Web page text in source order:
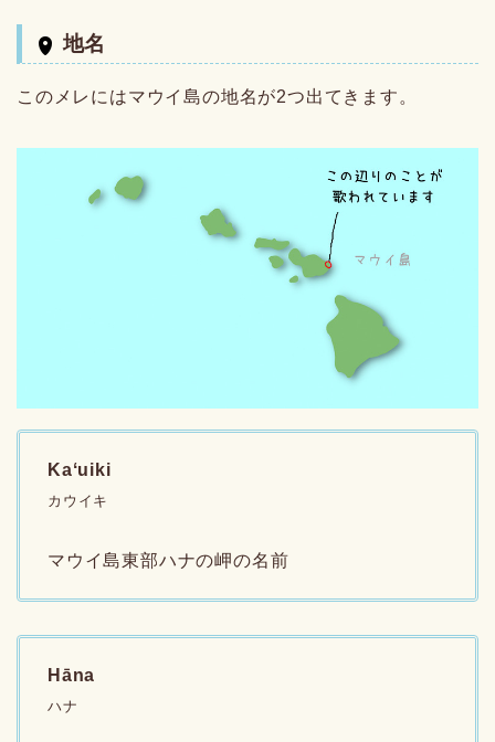
地名
このメレにはマウイ島の地名が2つ出てきます。
Kaʻuiki
カウイキ
マウイ島東部ハナの岬の名前
Hāna
ハナ